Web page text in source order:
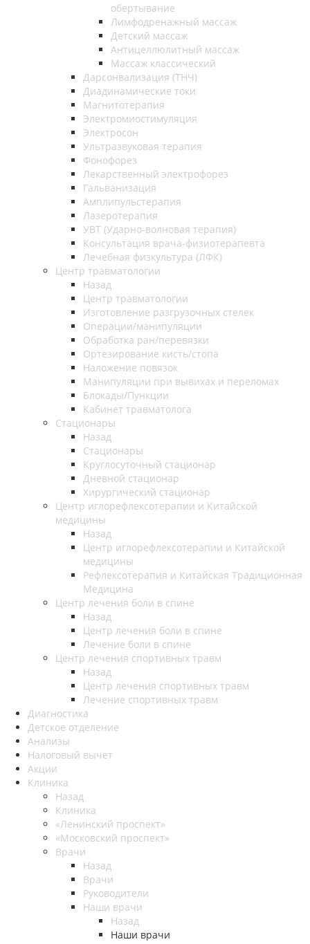
обертывание
Лимфодренажный массаж
Детский массаж
Антицеллюлитный массаж
Массаж классический
Дарсонвализация (ТНЧ)
Диадинамические токи
Магнитотерапия
Электромиостимуляция
Электросон
Ультразвуковая терапия
Фонофорез
Лекарственный электрофорез
Гальванизация
Амплипульстерапия
Лазеротерапия
УВТ (Ударно-волновая терапия)
Консультация врача-физиотерапевта
Лечебная физкультура (ЛФК)
Центр травматологии
Назад
Центр травматологии
Изготовление разгрузочных стелек
Операции/манипуляции
Обработка ран/перевязки
Ортезирование кисть/стопа
Наложение повязок
Манипуляции при вывихах и переломах
Блокады/Пункции
Кабинет травматолога
Стационары
Назад
Стационары
Круглосуточный стационар
Дневной стационар
Хирургический стационар
Центр иглорефлексотерапии и Китайской
медицины
Назад
Центр иглорефлексотерапии и Китайской
медицины
Рефлексотерапия и Китайская Традиционная
Медицина
Центр лечения боли в спине
Назад
Центр лечения боли в спине
Лечение боли в спине
Центр лечения спортивных травм
Назад
Центр лечения спортивных травм
Лечение спортивных травм
Диагностика
Детское отделение
Анализы
Налоговый вычет
Акции
Клиника
Назад
Клиника
«Ленинский проспект»
«Московский проспект»
Врачи
Назад
Врачи
Руководители
Наши врачи
Назад
Наши врачи